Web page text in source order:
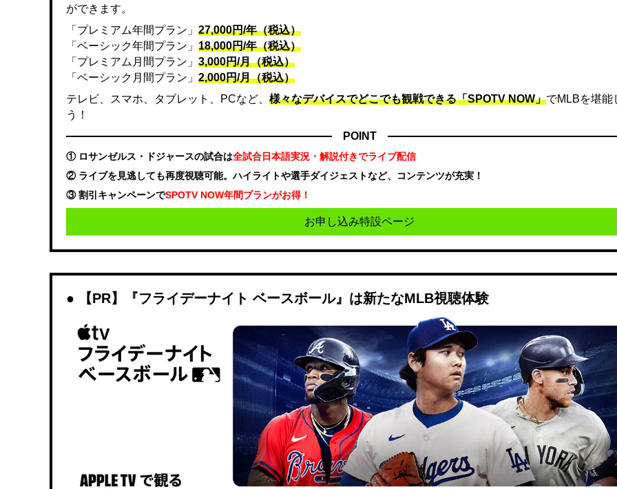
ができます。
「プレミアム年間プラン」 27,000円/年（税込）
「ベーシック年間プラン」 18,000円/年（税込）
「プレミアム月間プラン」 3,000円/月（税込）
「ベーシック月間プラン」 2,000円/月（税込）
テレビ、スマホ、タブレット、PCなど、 様々なデバイスでどこでも観戦できる「SPOTV NOW」でMLBを堪能
う！
POINT
① ロサンゼルス・ドジャースの試合は全試合日本語実況・解説付きでライブ配信
② ライブを見逃しても再度視聴可能。ハイライトや選手ダイジェストなど、コンテンツが充実！
③ 割引キャンペーンでSPOTV NOW年間プランがお得！
お申し込み特設ページ
【PR】『フライデーナイト ベースボール』は新たなMLB視聴体験